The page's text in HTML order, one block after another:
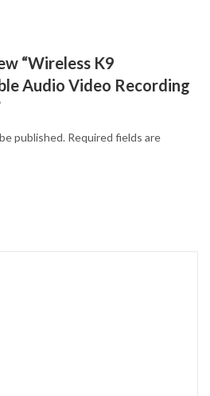
“Wireless K9
Audio Video Recording
published. Required fields are